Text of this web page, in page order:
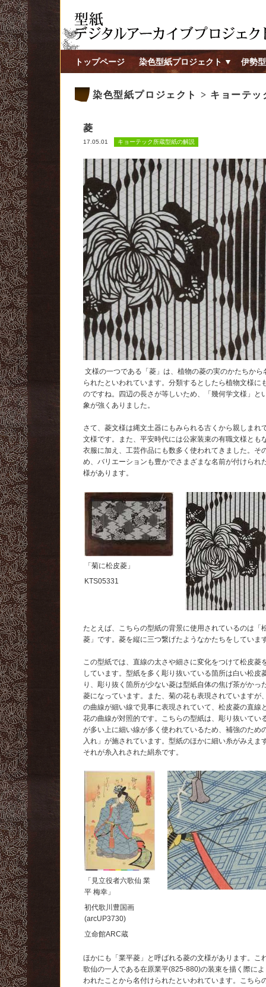
トップページ 染色型紙プロジェクト 伊勢
染色型紙プロジェクト > キョーテッ
菱
17.05.01 キョーテック所蔵型紙の解説
文様の一つである「菱」は、植物の菱の実のかたちから
られたといわれています。分類するとしたら植物文様に
のですね。四辺の長さが等しいため、「幾何学文様」と
象が強くありました。
さて、菱文様は縄文土器にもみられる古くから親しまれ
文様です。また、平安時代には公家装束の有職文様とも
衣服に加え、工芸作品にも数多く使われてきました。そ
め、バリエーションも豊かでさまざまな名前が付けられ
様があります。
「菊に松皮菱」
KTS05331
たとえば、こちらの型紙の背景に使用されているのは「
菱」です。菱を縦に三つ繋げたようなかたちをしていま
この型紙では、直線の太さや細さに変化をつけて松皮菱
しています。型紙を多く彫り抜いている箇所は白い松皮
り、彫り抜く箇所が少ない菱は型紙自体の焦げ茶がかっ
菱になっています。また、菊の花も表現されていますが
の曲線が細い線で見事に表現されていて、松皮菱の直線
花の曲線が対照的です。こちらの型紙は、彫り抜いてい
が多い上に細い線が多く使われているため、補強のため
入れ」が施されています。型紙のほかに細い糸がみえま
それが糸入れされた絹糸です。
「見立役者六歌仙 業
平 梅幸」
初代歌川豊国画
(arcUP3730)
立命館ARC蔵
ほかにも「業平菱」と呼ばれる菱の文様があります。こ
歌仙の一人である在原業平(825-880)の装束を描く際に
われたことから名付けられたといわれています。こちら